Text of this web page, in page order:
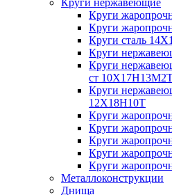
Круги нержавеющие
Круги
Круги
Круги сталь
Круги
Круги
ст
Круги
12Х18Н10Т
Круги
Круги
Круги
Круги
Круги
Металлоконструкции
Днища